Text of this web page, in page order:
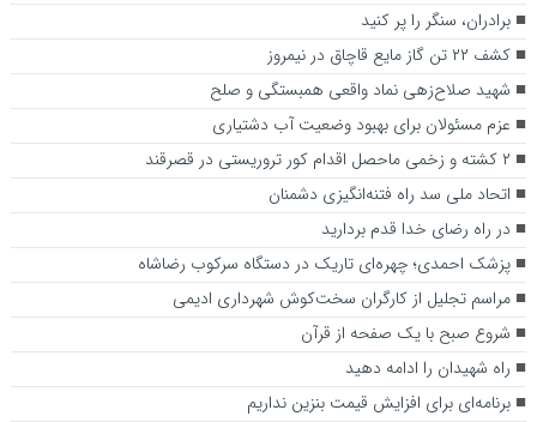
برادران، سنگر را پر کنید
کشف ۲۲ تن گاز مایع قاچاق در نیمروز
شهید صلاح‌زهی نماد واقعی همبستگی و صلح
عزم مسئولان برای بهبود وضعیت آب دشتیاری
۲ کشته و زخمی ماحصل اقدام کور تروریستی در قصرقند
اتحاد ملی سد راه فتنه‌انگیزی دشمنان
در راه رضای خدا قدم بردارید
پزشک احمدی؛ چهره‌ای تاریک در دستگاه سرکوب رضاشاه
مراسم تجلیل از کارگران سخت‌کوش شهرداری ادیمی
شروع صبح با یک صفحه از قرآن
راه شهیدان را ادامه دهید
برنامه‌ای برای افزایش قیمت بنزین نداریم